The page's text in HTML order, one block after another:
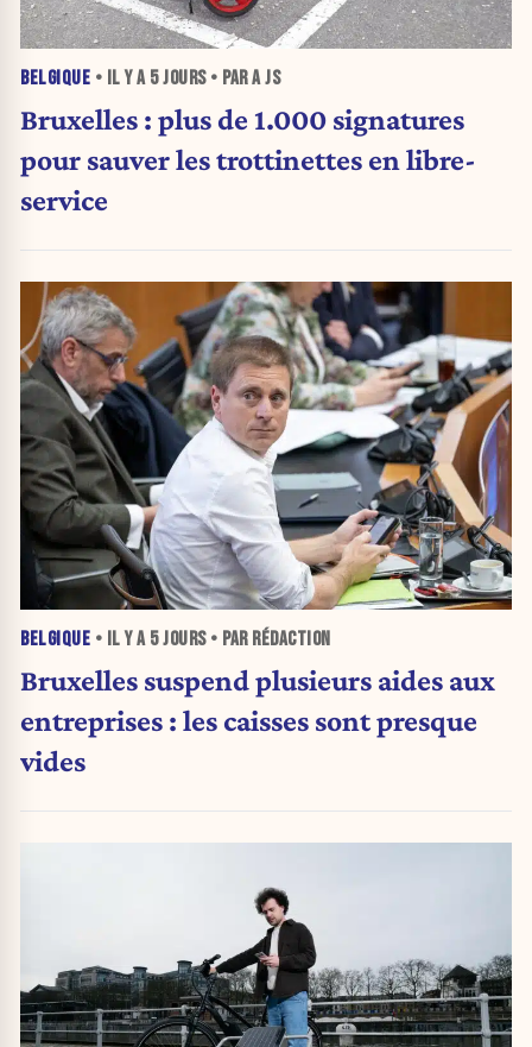
BELGIQUE • IL Y A 5 JOURS• PAR A JS
Bruxelles : plus de 1.000 signatures
pour sauver les trottinettes en libre-
service
BELGIQUE • IL Y A 5 JOURS• PAR RÉDACTION
Bruxelles suspend plusieurs aides aux
entreprises : les caisses sont presque
vides